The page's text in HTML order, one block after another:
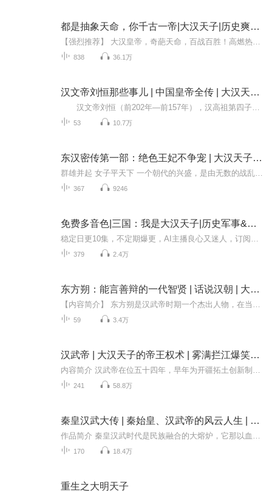
都是抽象天命，你千古一帝|大汉天子|历史爽文|轻松
838 36.1万
汉文帝刘恒那些事儿 | 中国皇帝全传 | 大汉天子 | 汉高祖汉景帝
53 10.7万
东汉密传第一部：绝色王妃不争宠 | 大汉天子 | 同款谋乱 | 女强史实大剧
367 9246
免费多音色|三国：我是大汉天子|历史军事&争霸流&皇子&腹黑&冷血&主仆&爽文&小白文
379 2.4万
东方朔：能言善辩的一代智贤 | 话说汉朝 | 大汉天子汉武帝 | 神机妙算的汉武帝近侍
59 3.4万
汉武帝 | 大汉天子的帝王权术 | 雾满拦江爆笑讲史 | 通俗还原史记、资治通鉴中的汉武帝刘彻 | 统治的艺术识人用人
241 58.8万
秦皇汉武大传 | 秦始皇、汉武帝的风云人生 | 秦汉四百年 | 史记 | 秦时明月、大汉天子 | 帝王权谋、雄才伟略
170 18.4万
重生之大明天子